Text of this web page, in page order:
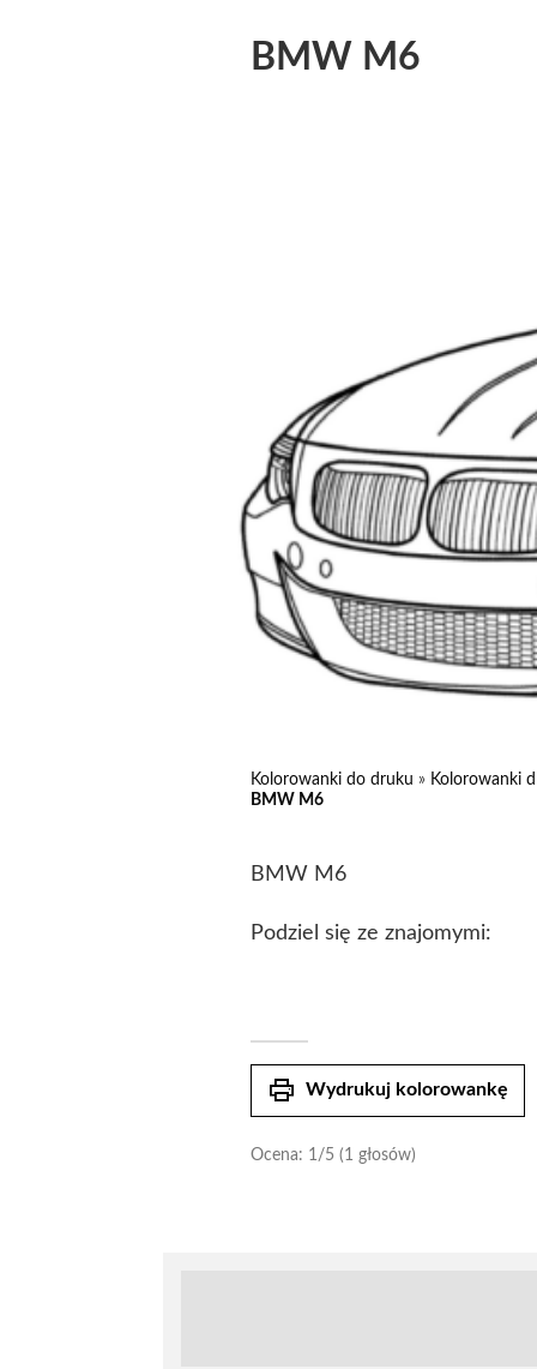
BMW M6
Kolorowanki do druku » Kolorowanki
BMW M6
BMW M6
Podziel się ze znajomymi:
print Wydrukuj kolorowankę
Ocena: 1 /5 (1 głosów)